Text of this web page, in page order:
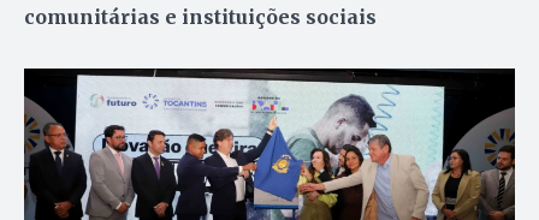
comunitárias e instituições sociais